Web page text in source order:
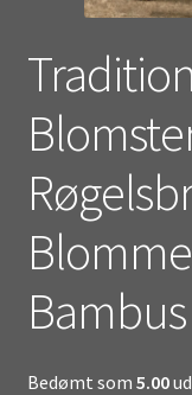
Bedømt som 5.00